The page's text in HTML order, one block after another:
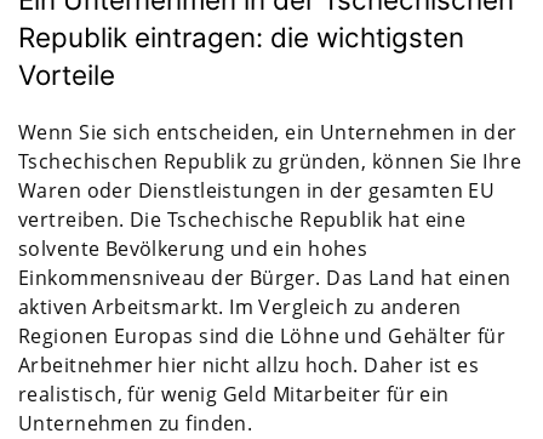
Republik eintragen: die wichtigsten
Vorteile
Wenn Sie sich entscheiden, ein Unternehmen in der
Tschechischen Republik zu gründen, können Sie Ihre
Waren oder Dienstleistungen in der gesamten EU
vertreiben. Die Tschechische Republik hat eine
solvente Bevölkerung und ein hohes
Einkommensniveau der Bürger. Das Land hat einen
aktiven Arbeitsmarkt. Im Vergleich zu anderen
Regionen Europas sind die Löhne und Gehälter für
Arbeitnehmer hier nicht allzu hoch. Daher ist es
realistisch, für wenig Geld Mitarbeiter für ein
Unternehmen zu finden.